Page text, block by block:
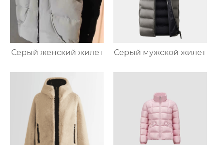
Серый женский жилет Серый мужской жилет